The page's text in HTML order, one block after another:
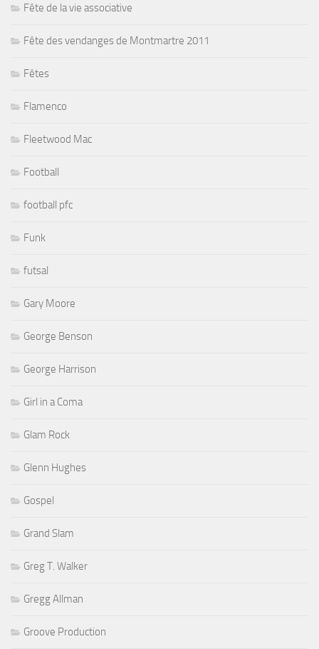
Fête de la vie associative
Fête des vendanges de Montmartre 2011
Fêtes
Flamenco
Fleetwood Mac
Football
football pfc
Funk
futsal
Gary Moore
George Benson
George Harrison
Girl in a Coma
Glam Rock
Glenn Hughes
Gospel
Grand Slam
Greg T. Walker
Gregg Allman
Groove Production